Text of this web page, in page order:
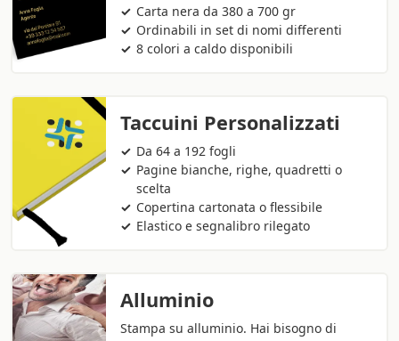
Carta nera da 380 a 700 gr
Ordinabili in set di nomi differenti
8 colori a caldo disponibili
Taccuini Personalizzati
Da 64 a 192 fogli
Pagine bianche, righe, quadretti o
scelta
Copertina cartonata o flessibile
Elastico e segnalibro rilegato
Alluminio
Stampa su alluminio. Hai bisogno di